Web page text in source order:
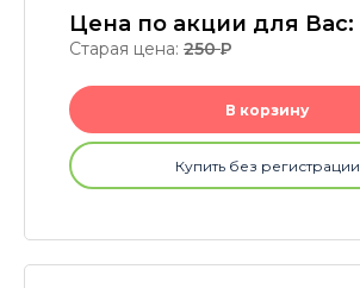
Цена по акции для Вас:
Старая цена: 250P
В корзину
Купить без регистрации